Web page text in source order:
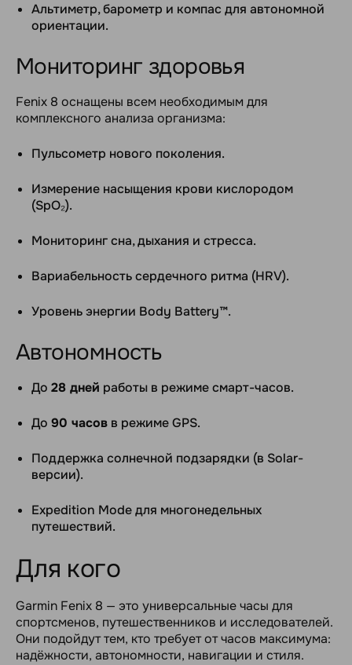
Альтиметр, барометр и компас для автономной
ориентации.
Мониторинг здоровья
Fenix 8 оснащены всем необходимым для
комплексного анализа организма:
Пульсометр нового поколения.
Измерение насыщения крови кислородом
(SpO₂).
Мониторинг сна, дыхания и стресса.
Вариабельность сердечного ритма (HRV).
Уровень энергии Body Battery™.
Автономность
До 28 дней работы в режиме смарт-часов.
До 90 часов в режиме GPS.
Поддержка солнечной подзарядки (в Solar-
версии).
Expedition Mode для многонедельных
путешествий.
Для кого
Garmin Fenix 8 — это универсальные часы для
спортсменов, путешественников и исследователей.
Они подойдут тем, кто требует от часов максимума:
надёжности, автономности, навигации и стиля.